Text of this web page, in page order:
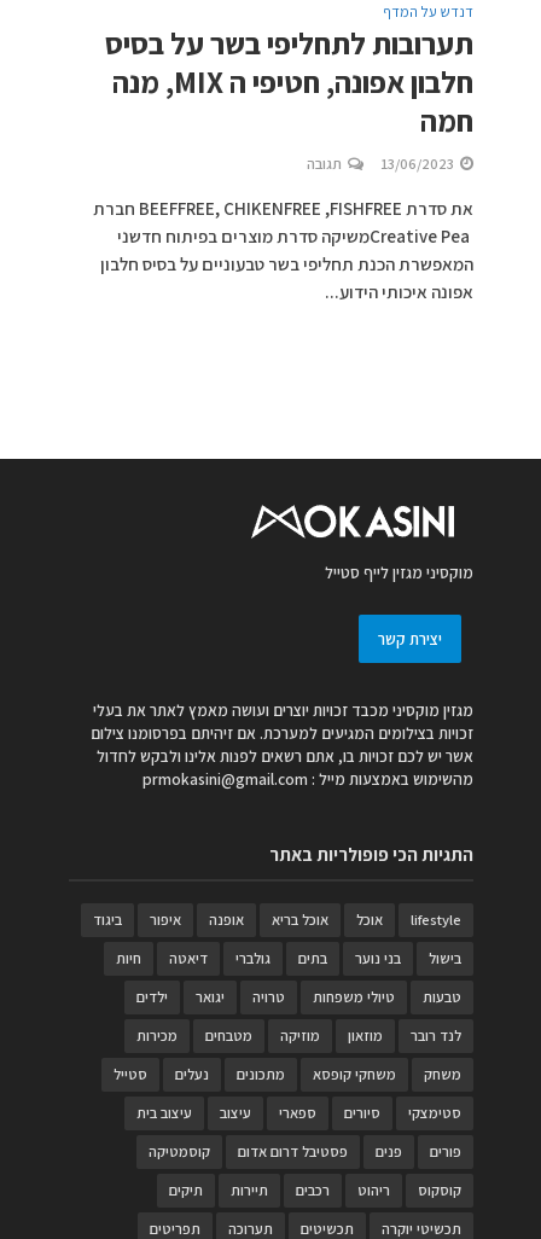
דנדש על המדף
תערובות לתחליפי בשר על בסיס
חלבון אפונה, חטיפי ה MIX, מנה
חמה
13/06/2023 תגובה
את סדרת BEEFFREE, CHIKENFREE ,FISHFREE חברת
Creative Peaמשיקה סדרת מוצרים בפיתוח חדשני
המאפשרת הכנת תחליפי בשר טבעוניים על בסיס חלבון
אפונה איכותי הידוע...
מוקסיני מגזין לייף סטייל
יצירת קשר
מגזין מוקסיני מכבד זכויות יוצרים ועושה מאמץ לאתר את בעלי
זכויות בצילומים המגיעים למערכת. אם זיהיתם בפרסומנו צילום
אשר יש לכם זכויות בו, אתם רשאים לפנות אלינו ולבקש לחדול
מהשימוש באמצעות מייל : prmokasini@gmail.com
התגיות הכי פופולריות באתר
lifestyle אוכל אוכל בריא אופנה איפור
ביגוד
בישול
בני נוער בתים גולברי דיאטה
חיות
טבעות
טיולי משפחות טרויה יגואר
ילדים
לנד רובר
מוזאון מוזיקה מטבחים
מכירות
משחק
משחקי קופסא מתכונים נעלים
סטייל
סטימצקי
סיורים ספארי עיצוב
עיצוב בית
פורים
פנים פסטיבל דרום אדום
קוסמטיקה
קוסקוס
ריהוט רכבים תיירות
תיקים
תכשיטי יוקרה
תכשיטים תערוכה תפריטים